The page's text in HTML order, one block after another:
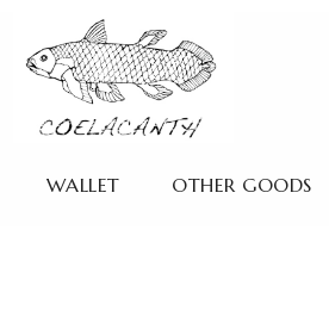
WALLET OTHER GOODS